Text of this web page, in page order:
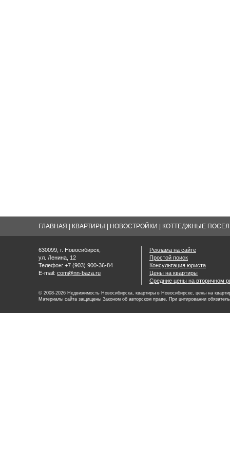
ГЛАВНАЯ КВАРТИРЫ НОВОСТРОЙКИ КОТТЕДЖНЫЕ
630099, г. Новосибирск,
ул. Ленина, 12
Телефон: +7 (903) 900-36-84
E-mail: com@nn-baza.ru
Реклама на сайте
Простой поиск
Консультация юриста
Цены на квартиры
Средние цены на вторичном
© 2008-2026 Недвижимость Новосибирска, квартиры в Новосибирске, цены на
Материалы сайта защищены Законом об авторском праве. При цитировании